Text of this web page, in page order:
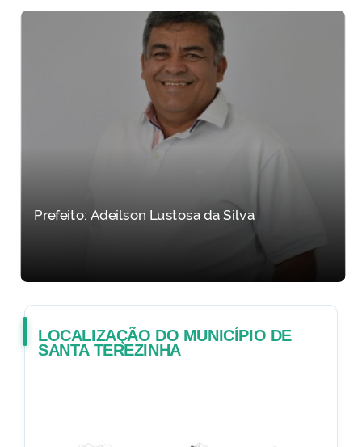
Prefeito: Adeilson Lustosa da Silva
LOCALIZAÇÃO DO MUNICÍPIO DE
SANTA TEREZINHA